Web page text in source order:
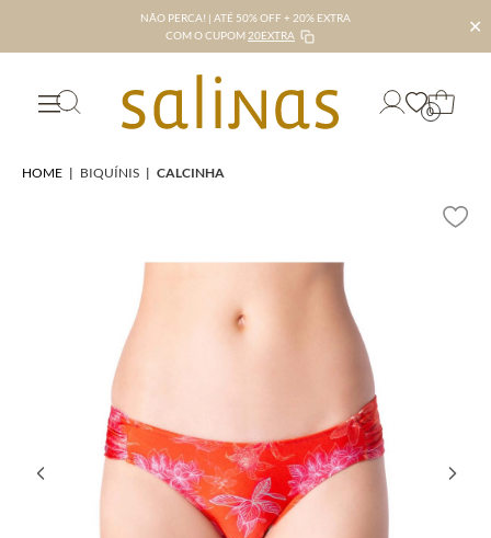
NÃO PERCA! | ATÉ 50% OFF + 20% EXTRA
COM O CUPOM 20EXTRA ✕
0
HOME | BIQUÍNIS | CALCINHA